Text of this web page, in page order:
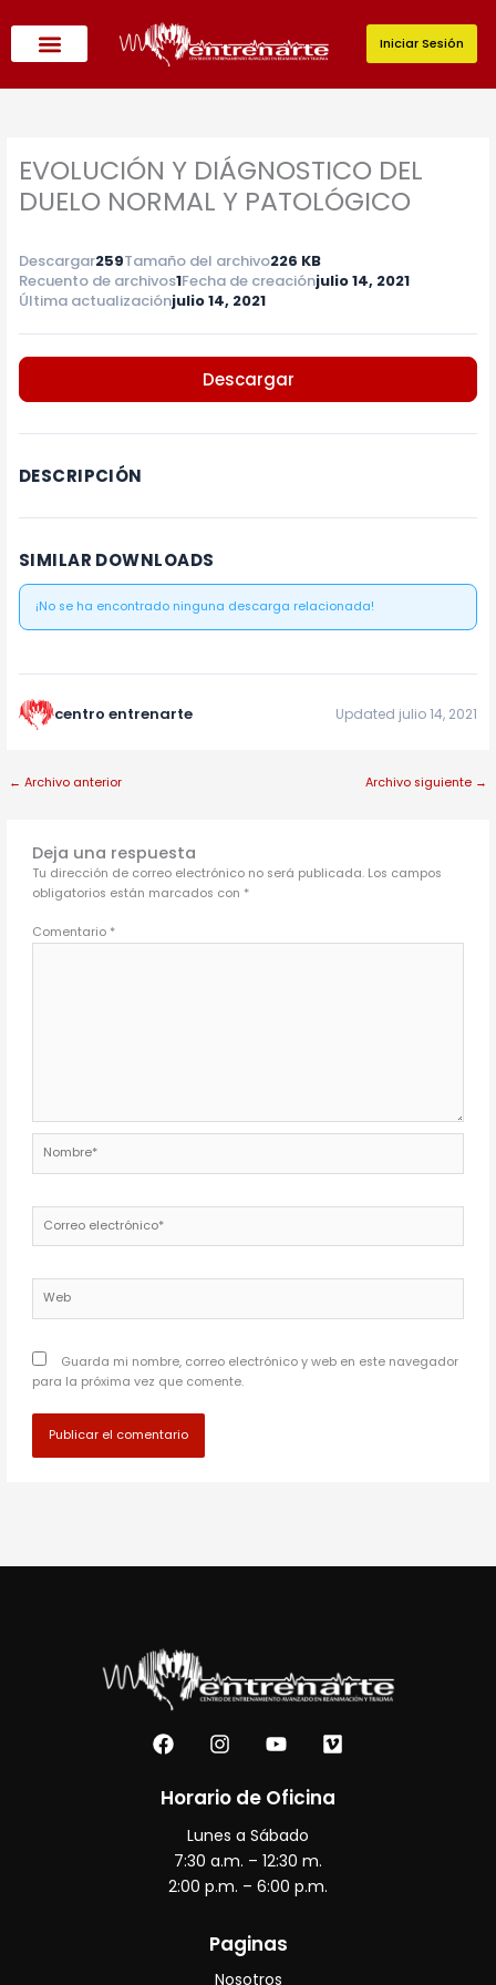
contenido
Iniciar Sesión
EVOLUCIÓN Y DIÁGNOSTICO DEL
DUELO NORMAL Y PATOLÓGICO
Descargar259Tamaño del archivo226 KB
Recuento de archivos1Fecha de creaciónjulio 14, 2021
Última actualizaciónjulio 14, 2021
Descargar
DESCRIPCIÓN
SIMILAR DOWNLOADS
¡No se ha encontrado ninguna descarga relacionada!
centro entrenarte Updated julio 14, 2021
← Archivo anterior Archivo siguiente →
Deja una respuesta
Tu dirección de correo electrónico no será publicada. Los campos
obligatorios están marcados con *
Comentario *
electrónico*
Guarda mi nombre, correo electrónico y web en este navegador
para la próxima vez que comente.
F
a
e
o
k
I
n
t
g
r
a
Y
o
t
b
e
V
i
e
Horario de Oficina
Lunes a Sábado
7:30 a.m. – 12:30 m.
2:00 p.m. – 6:00 p.m.
Paginas
Nosotros